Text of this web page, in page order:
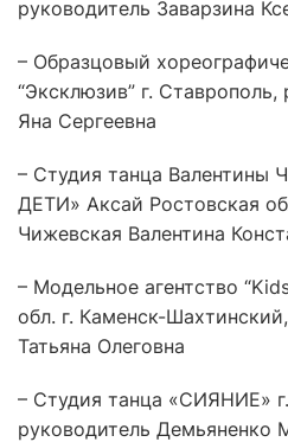
руководитель Заварзина
– Образцовый
“Эксклюзив” г.
Яна Сергеевна
– Студия танца Валентины
ДЕТИ» Аксай Ростовская
Чижевская Валентина
– Модельное агентство
обл. г. Каменск-
Татьяна Олеговна
– Студия танца «СИЯНИЕ»
руководитель Демьяненко